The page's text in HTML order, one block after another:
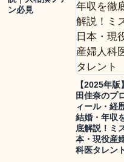
ン必見
【2025年版
田佳奈のプ
ィール・経
結婚・年収
底解説！ミ
本・現役産
科医タレン